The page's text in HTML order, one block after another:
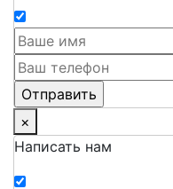
×
Написать нам